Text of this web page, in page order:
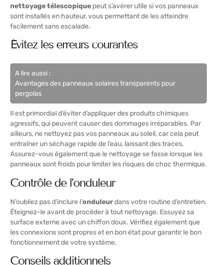
nettoyage télescopique peut s’avérer utile si vos panneaux
sont installés en hauteur, vous permettant de les atteindre
facilement sans escalade.
Évitez les erreurs courantes
A lire aussi :
Avantages des panneaux solaires transparents pour
pergolas
Il est primordial d’éviter d’appliquer des produits chimiques
agressifs, qui peuvent causer des dommages irréparables. Par
ailleurs, ne nettoyez pas vos panneaux au soleil, car cela peut
entraîner un séchage rapide de l’eau, laissant des traces.
Assurez-vous également que le nettoyage se fasse lorsque les
panneaux sont froids pour limiter les risques de choc thermique.
Contrôle de l’onduleur
N’oubliez pas d’inclure l’onduleurdans votre routine d’entretien.
Éteignez-le avant de procéder à tout nettoyage. Essuyez sa
surface externe avec un chiffon doux. Vérifiez également que
les connexions sont propres et en bon état pour garantir le bon
fonctionnement de votre système.
Conseils additionnels